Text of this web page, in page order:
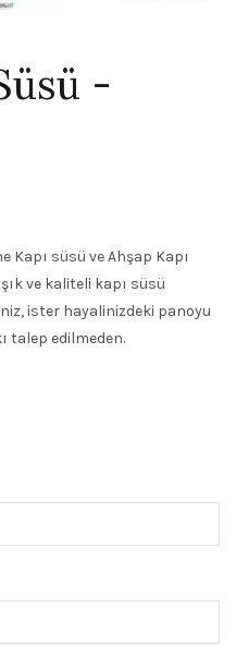
-
Kapı süsü ve Ahşap Kapı
ve kaliteli kapı süsü
ister hayalinizdeki panoyu
talep edilmeden.